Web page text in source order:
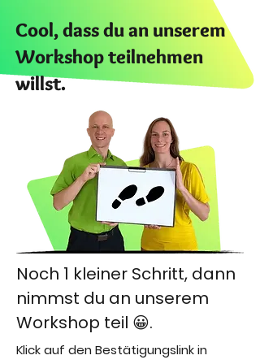
Cool, dass du an unserem
Workshop teilnehmen
willst.
Noch 1 kleiner Schritt, dann
nimmst du an unserem
Workshop teil 😀.
Klick auf den Bestätigungslink in